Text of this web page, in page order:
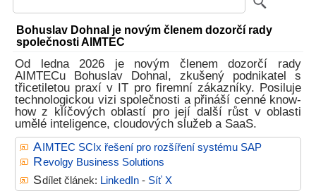
Bohuslav Dohnal je novým členem dozorčí rady
společnosti AIMTEC
Od ledna 2026 je novým členem dozorčí rady
AIMTECu Bohuslav Dohnal, zkušený podnikatel s
třicetiletou praxí v IT pro firemní zákazníky. Posiluje
technologickou vizi společnosti a přináší cenné know-
how z klíčových oblastí pro její další růst v oblasti
umělé inteligence, cloudových služeb a SaaS.
A IMTEC SCIx řešení pro rozšíření systému SAP
Revolgy Business Solutions
Sdílet článek: LinkedIn- Síť X